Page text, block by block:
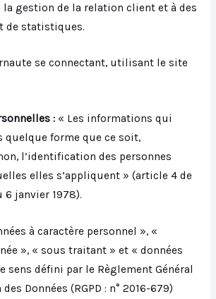
la gestion de la relation client et à des
de statistiques.
se connectant, utilisant le site
:« Les informations qui
quelque forme que ce soit,
l’identification des personnes
elles s’appliquent » (article 4 de
6 janvier 1978).
à caractère personnel », «
», « sous traitant » et « données
sens défini par le Règlement Général
Données (RGPD : n° 2016-679)